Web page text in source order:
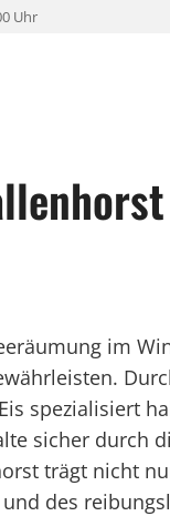
Uhr
im
spezialisiert
sicher durch
trägt nicht
des